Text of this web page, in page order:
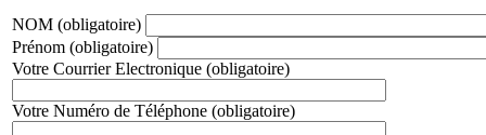
NOM (obligatoire)
Prénom (obligatoire)
Votre Courrier Electronique (obligatoire)
Votre Numéro de Téléphone (obligatoire)